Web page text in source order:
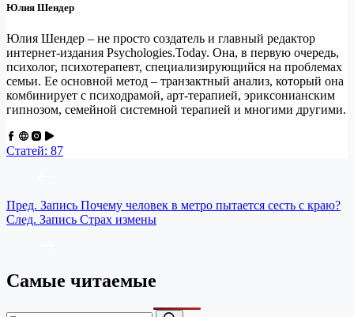
Юлия Шендер
Юлия Шендер – не просто создатель и главный редактор
интернет-издания Psychologies.Today. Она, в первую очередь,
психолог, психотерапевт, специализирующийся на проблемах
семьи. Ее основной метод – транзактный анализ, который она
комбинирует с психодрамой, арт-терапией, эриксонианским
гипнозом, семейной системной терапией и многими другими.
Статей: 87
Пред. Запись Почему человек в метро пытается сесть с краю?
След. Запись Страх измены
Самые читаемые